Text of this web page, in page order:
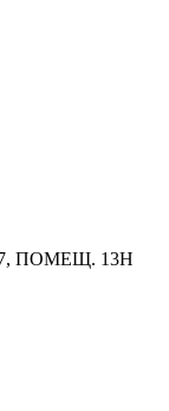
47, ПОМЕЩ. 13Н